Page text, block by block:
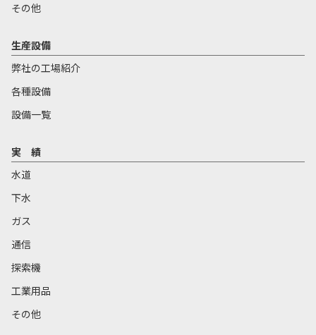
その他
生産設備
弊社の工場紹介
各種設備
設備一覧
実 績
水道
下水
ガス
通信
探索機
工業用品
その他